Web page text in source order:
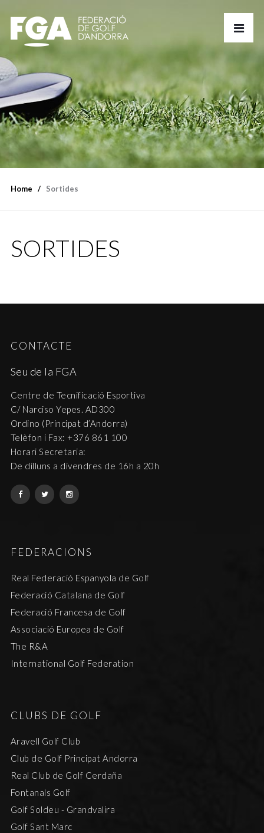
Home Sortides
SORTIDES
CONTACTE
Seu de la FGA
Centre de Tecnificació Esportiva
C/ Narciso Yepes. AD300
Ordino (Principat d’Andorra)
Telèfon i Fax: +376 861 100
Horari Secretaria:
De dilluns a divendres de 16h a 20h
FEDERACIONS
Real Federació Espanyola de Golf
Federació Catalana de Golf
Federació Francesa de Golf
Associació Europea de Golf
The R&A
International Golf Federation
CLUBS DE GOLF
Aravell Golf Club
Club de Golf Principat Andorra
Real Club de Golf Cerdaña
Fontanals Golf
Golf Soldeu - Grandvalira
Golf Sant Marc